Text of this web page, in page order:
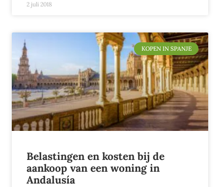
2 juli 2018
KOPEN IN SPANJE
Belastingen en kosten bij de
aankoop van een woning in
Andalusía